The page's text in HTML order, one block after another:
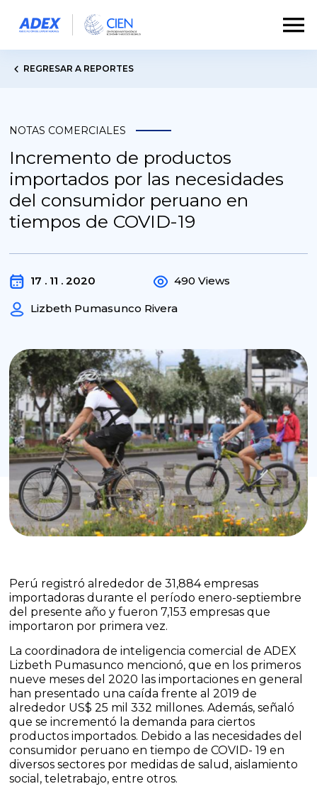
REGRESAR A REPORTES
NOTAS COMERCIALES
Incremento de productos
importados por las necesidades
del consumidor peruano en
tiempos de COVID-19
17 . 11 . 2020
Lizbeth Pumasunco Rivera
490 Views
Perú registró alrededor de 31,884 empresas
importadoras durante el período enero-septiembre
del presente año y fueron 7,153 empresas que
importaron por primera vez.
La coordinadora de inteligencia comercial de ADEX
Lizbeth Pumasunco mencionó, que en los primeros
nueve meses del 2020 las importaciones en general
han presentado una caída frente al 2019 de
alrededor US$ 25 mil 332 millones. Además, señaló
que se incrementó la demanda para ciertos
productos importados. Debido a las necesidades del
consumidor peruano en tiempo de COVID- 19 en
diversos sectores por medidas de salud, aislamiento
social, teletrabajo, entre otros.